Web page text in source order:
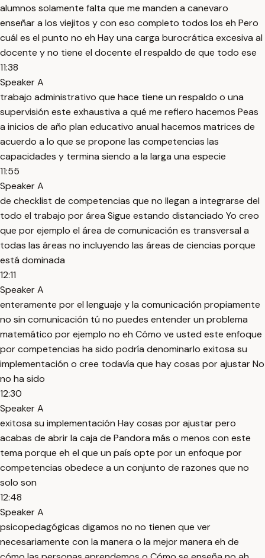
alumnos solamente falta que me manden a canevaro
enseñar a los viejitos y con eso completo todos los eh Pero
cuál es el punto no eh Hay una carga burocrática excesiva al
docente y no tiene el docente el respaldo de que todo ese
11:38
Speaker A
trabajo administrativo que hace tiene un respaldo o una
supervisión este exhaustiva a qué me refiero hacemos Peas
a inicios de año plan educativo anual hacemos matrices de
acuerdo a lo que se propone las competencias las
capacidades y termina siendo a la larga una especie
11:55
Speaker A
de checklist de competencias que no llegan a integrarse del
todo el trabajo por área Sigue estando distanciado Yo creo
que por ejemplo el área de comunicación es transversal a
todas las áreas no incluyendo las áreas de ciencias porque
está dominada
12:11
Speaker A
enteramente por el lenguaje y la comunicación propiamente
no sin comunicación tú no puedes entender un problema
matemático por ejemplo no eh Cómo ve usted este enfoque
por competencias ha sido podría denominarlo exitosa su
implementación o cree todavía que hay cosas por ajustar No
no ha sido
12:30
Speaker A
exitosa su implementación Hay cosas por ajustar pero
acabas de abrir la caja de Pandora más o menos con este
tema porque eh el que un país opte por un enfoque por
competencias obedece a un conjunto de razones que no
solo son
12:48
Speaker A
psicopedagógicas digamos no no tienen que ver
necesariamente con la manera o la mejor manera eh de